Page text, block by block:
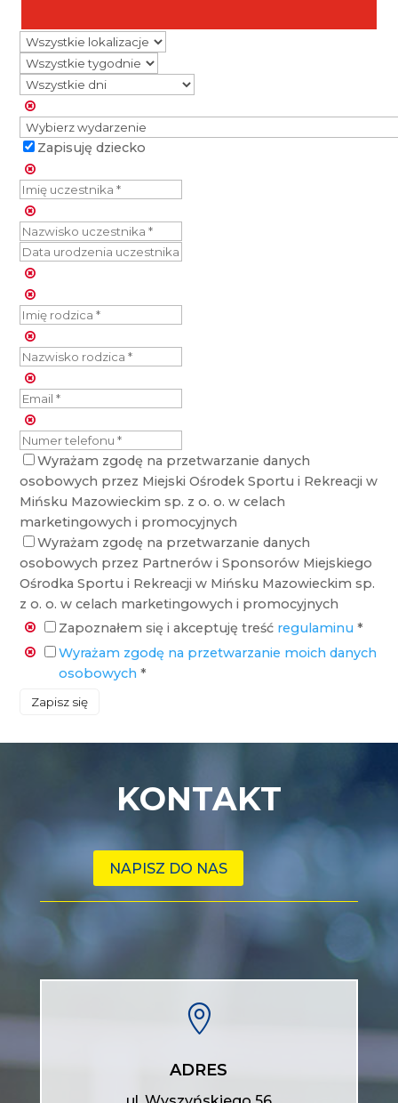
Zapisuję dziecko
Wyrażam zgodę na przetwarzanie danych
osobowych przez Miejski Ośrodek Sportu i Rekreacji w
Mińsku Mazowieckim sp. z o. o. w celach
marketingowych i promocyjnych
Wyrażam zgodę na przetwarzanie danych
osobowych przez Partnerów i Sponsorów Miejskiego
Ośrodka Sportu i Rekreacji w Mińsku Mazowieckim sp.
z o. o. w celach marketingowych i promocyjnych
Zapoznałem się i akceptuję treść regulaminu *
Wyrażam zgodę na przetwarzanie moich danych
osobowych *
Zapisz się
KONTAKT
NAPISZ DO NAS

ADRES